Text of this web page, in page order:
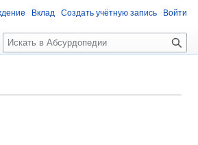
Вклад Создать учётную запись Войти
П
о
к